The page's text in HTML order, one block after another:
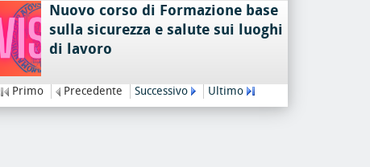
Nuovo corso di Formazione base
sulla sicurezza e salute sui luoghi
di lavoro
Primo Precedente Successivo Ultimo